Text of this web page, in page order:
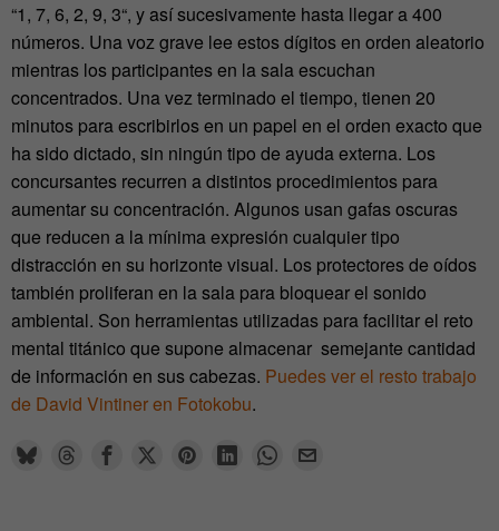
“1, 7, 6, 2, 9, 3“, y así sucesivamente hasta llegar a 400
números. Una voz grave lee estos dígitos en orden aleatorio
mientras los participantes en la sala escuchan
concentrados. Una vez terminado el tiempo, tienen 20
minutos para escribirlos en un papel en el orden exacto que
ha sido dictado, sin ningún tipo de ayuda externa. Los
concursantes recurren a distintos procedimientos para
aumentar su concentración. Algunos usan gafas oscuras
que reducen a la mínima expresión cualquier tipo
distracción en su horizonte visual. Los protectores de oídos
también proliferan en la sala para bloquear el sonido
ambiental. Son herramientas utilizadas para facilitar el reto
mental titánico que supone almacenar semejante cantidad
de información en sus cabezas. Puedes ver el resto trabajo
de David Vintiner en Fotokobu.